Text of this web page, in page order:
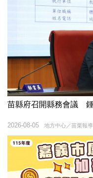
苗縣府召開縣務會議
地方中心／苗栗報導
2026-08-05